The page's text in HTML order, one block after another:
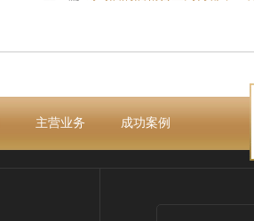
主营业务 成功案例